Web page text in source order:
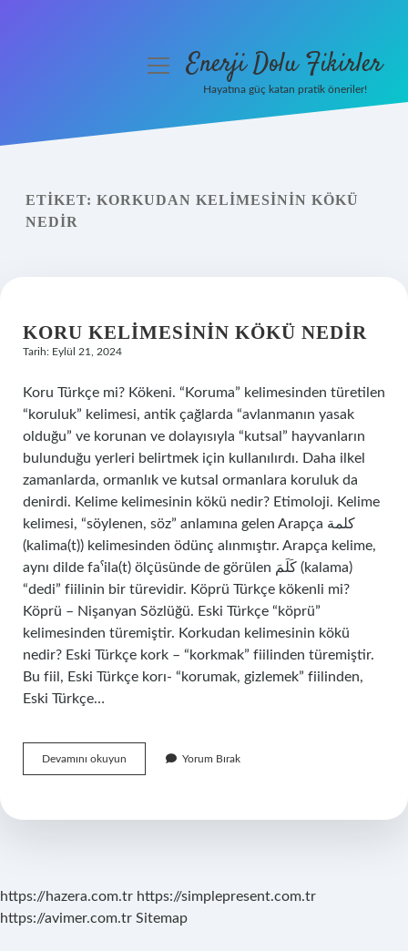
Yasal Uyarı
menüyüEnerji Dolu Fikirler
Hayatına güç katan pratik öneriler!
ETIKET: KORKUDAN KELIMESININ KÖKÜ
NEDIR
KORU KELIMESININ KÖKÜ NEDIR
Tarih: Eylül 21, 2024
Koru Türkçe mi? Kökeni. “Koruma” kelimesinden türetilen
“koruluk” kelimesi, antik çağlarda “avlanmanın yasak
olduğu” ve korunan ve dolayısıyla “kutsal” hayvanların
bulunduğu yerleri belirtmek için kullanılırdı. Daha ilkel
zamanlarda, ormanlık ve kutsal ormanlara koruluk da
denirdi. Kelime kelimesinin kökü nedir? Etimoloji. Kelime
kelimesi, “söylenen, söz” anlamına gelen Arapça كلمة
(kalima(t)) kelimesinden ödünç alınmıştır. Arapça kelime,
aynı dilde faˁila(t) ölçüsünde de görülen كَلَمَ (kalama)
“dedi” fiilinin bir türevidir. Köprü Türkçe kökenli mi?
Köprü – Nişanyan Sözlüğü. Eski Türkçe “köprü”
kelimesinden türemiştir. Korkudan kelimesinin kökü
nedir? Eski Türkçe kork – “korkmak” fiilinden türemiştir.
Bu fiil, Eski Türkçe korı- “korumak, gizlemek” fiilinden,
Eski Türkçe…
Devamını okuyun
Kelimesinin
Yorum Bırak
https://hazera.com.tr https://simplepresent.com.tr
https://avimer.com.tr Sitemap